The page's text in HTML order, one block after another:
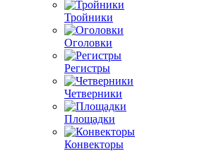
Тройники
Оголовки
Регистры
Четверники
Площадки
Конвекторы